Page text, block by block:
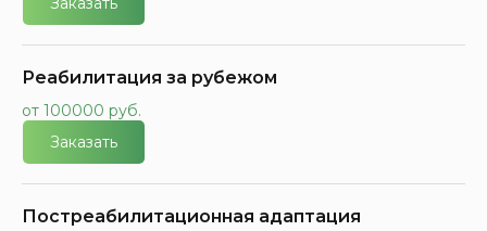
Реабилитация за рубежом
от 100000 руб.
Заказать
Постреабилитационная адаптация